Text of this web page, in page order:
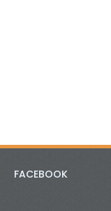
FACEBOOK